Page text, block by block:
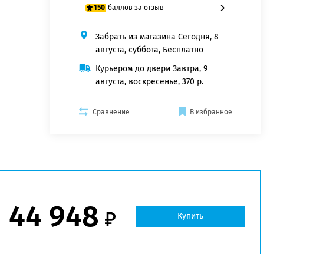
150 баллов за отзыв
125 баллов
150 баллов
Забрать из магазина Сегодня, 8
августа, суббота, Бесплатно
Курьером до двери Завтра, 9
августа, воскресенье, 370 р.
Сравнение В избранное
44 948 Купить